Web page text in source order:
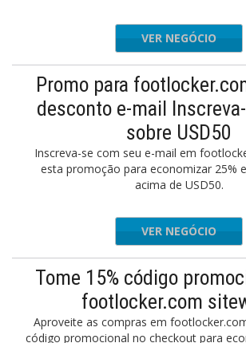
VER NEGÓCIO
Promo para
desconto e-mail
sobre USD50
Inscreva-se com seu e-mail em
esta promoção para economizar 25%
acima de USD50.
VER NEGÓCIO
Tome 15% código
footlocker.com
Aproveite as compras em
código promocional no checkout para